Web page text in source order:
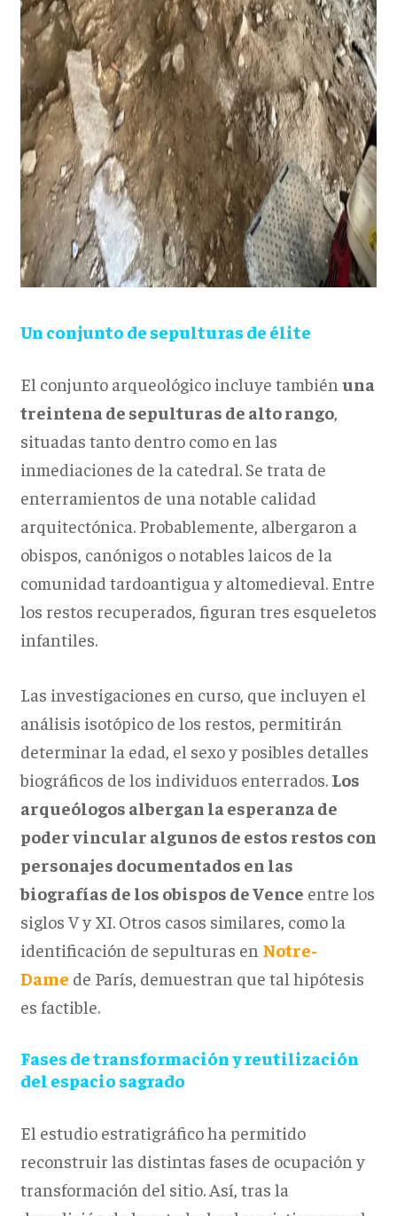
Un conjunto de sepulturas de élite
El conjunto arqueológico incluye también una
treintena de sepulturas de alto rango,
situadas tanto dentro como en las
inmediaciones de la catedral. Se trata de
enterramientos de una notable calidad
arquitectónica. Probablemente, albergaron a
obispos, canónigos o notables laicos de la
comunidad tardoantigua y altomedieval. Entre
los restos recuperados, figuran tres esqueletos
infantiles.
Las investigaciones en curso, que incluyen el
análisis isotópico de los restos, permitirán
determinar la edad, el sexo y posibles detalles
biográficos de los individuos enterrados. Los
arqueólogos albergan la esperanza de
poder vincular algunos de estos restos con
personajes documentados en las
biografías de los obispos de Vence entre los
siglos V y XI. Otros casos similares, como la
identificación de sepulturas en Notre-
Dame de París, demuestran que tal hipótesis
es factible.
Fases de transformación y reutilización
del espacio sagrado
El estudio estratigráfico ha permitido
reconstruir las distintas fases de ocupación y
transformación del sitio. Así, tras la